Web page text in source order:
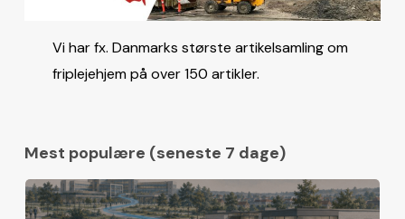
Vi har fx. Danmarks største artikelsamling om
friplejehjem på over 150 artikler.
Mest populære (seneste 7 dage)